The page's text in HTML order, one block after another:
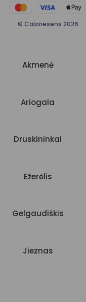
© Caloriesens 2026
Akmenė
Ariogala
Druskininkai
Ežerėlis
Gelgaudiškis
Jieznas